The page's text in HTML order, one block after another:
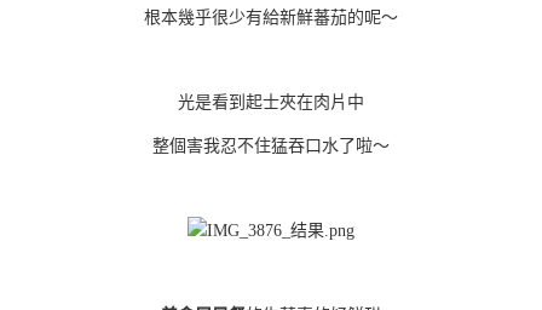
根本幾乎很少有給新鮮蕃茄的呢～
光是看到起士夾在肉片中
整個害我忍不住猛吞口水了啦～